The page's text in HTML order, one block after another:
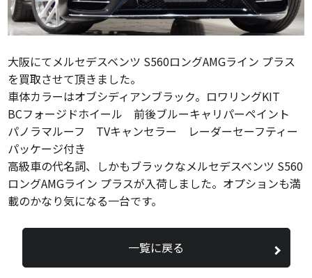
大阪にてメルセデスベンツ S560ロングAMGライン プラス
を買取させて頂きました。
車体カラーはオブシディアンブラック。ロワリングKIT
BCフォージドホイール 前後ブルーキャリパーペイント
パノラマルーフ TVキャンセラー レーダーセーフティー
パッケージ付き
高級車の代名詞、しかもブラックなメルセデスベンツ S560
ロングAMGライン プラスが入荷しました。オプションも満
載のかなり気になる一台です。
一覧に戻る